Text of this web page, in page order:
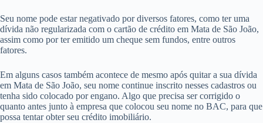
Seu nome pode estar negativado por diversos fatores, como ter uma
dívida não regularizada com o cartão de crédito em Mata de São João,
assim como por ter emitido um cheque sem fundos, entre outros
fatores.
Em alguns casos também acontece de mesmo após quitar a sua dívida
em Mata de São João, seu nome continue inscrito nesses cadastros ou
tenha sido colocado por engano. Algo que precisa ser corrigido o
quanto antes junto à empresa que colocou seu nome no BAC, para que
possa tentar obter seu crédito imobiliário.